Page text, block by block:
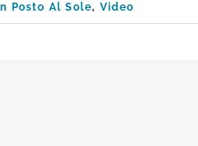
Posto Al Sole, Video